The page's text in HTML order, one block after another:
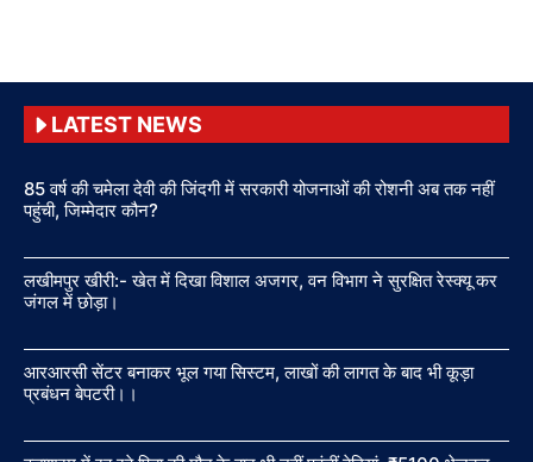
LATEST NEWS
85 वर्ष की चमेला देवी की जिंदगी में सरकारी योजनाओं की रोशनी अब तक नहीं
पहुंची, जिम्मेदार कौन?
लखीमपुर खीरी:- खेत में दिखा विशाल अजगर, वन विभाग ने सुरक्षित रेस्क्यू कर
जंगल में छोड़ा।
आरआरसी सेंटर बनाकर भूल गया सिस्टम, लाखों की लागत के बाद भी कूड़ा
प्रबंधन बेपटरी।।